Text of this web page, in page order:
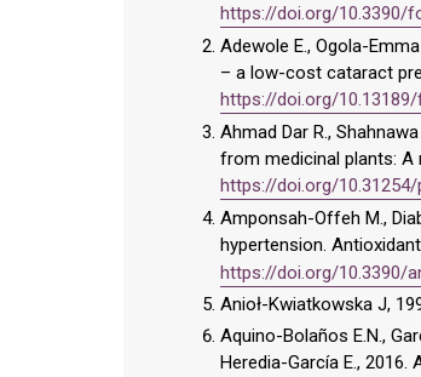
https://doi.org/10.3390/
Adewole E., Ogola-
– a low-cost cataract
https://doi.org/
Ahmad Dar R.,
from medicinal plants: A
https://doi.org/10.31254/
Amponsah-Offeh M.,
hypertension.
https://doi.org/10.3390/
Anioł-Kwiatkowska J,
Aquino-Bolaños E.N.,
Heredia-García E.,